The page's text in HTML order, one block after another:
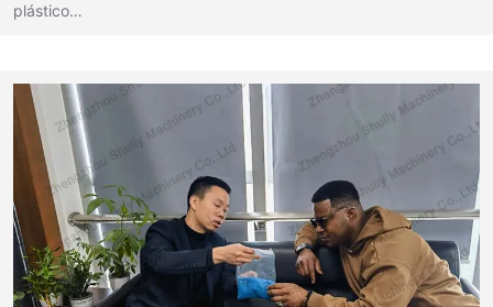
plástico…